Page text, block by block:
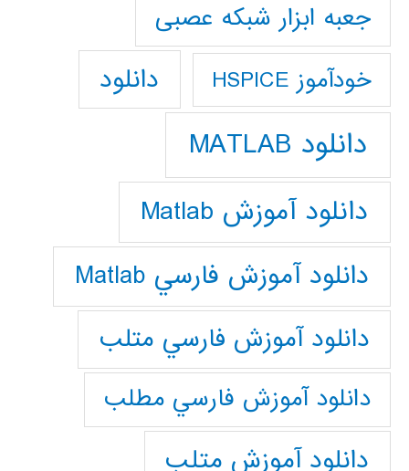
جعبه ابزار شبکه عصبی
خودآموز HSPICE دانلود
دانلود MATLAB
دانلود آموزش Matlab
دانلود آموزش فارسي Matlab
دانلود آموزش فارسي متلب
دانلود آموزش فارسي مطلب
دانلود آموزش متلب